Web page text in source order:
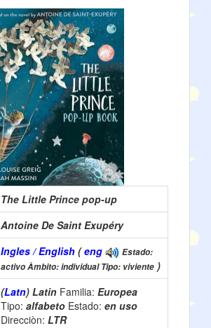
The Little Prince pop-up
Antoine De Saint Exupéry
Ingles / English (eng
Estado:
activo Àmbito: individual Tipo: viviente )
(Latn) Latin Familia: Europea
Tipo: alfabeto Estado: en uso
Direcciòn: LTR